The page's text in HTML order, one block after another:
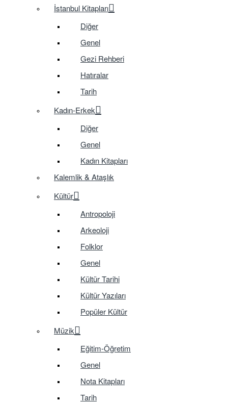
İstanbul Kitapları
Diğer
Genel
Gezi Rehberi
Hatıralar
Tarih
Kadın-Erkek
Diğer
Genel
Kadın Kitapları
Kalemlik & Ataşlık
Kültür
Antropoloji
Arkeoloji
Folklor
Genel
Kültür Tarihi
Kültür Yazıları
Popüler Kültür
Müzik
Eğitim-Öğretim
Genel
Nota Kitapları
Tarih